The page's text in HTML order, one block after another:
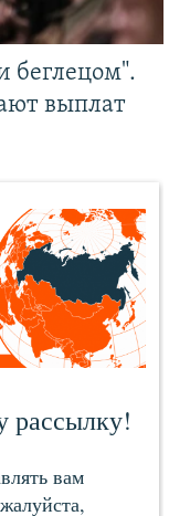
беглецом".
выплат